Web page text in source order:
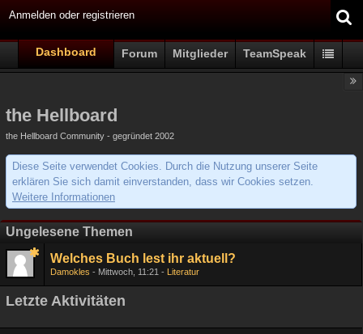
Anmelden oder registrieren
Dashboard Forum Mitglieder TeamSpeak
the Hellboard
the Hellboard Community - gegründet 2002
Diese Seite verwendet Cookies. Durch die Nutzung unserer Seite
erklären Sie sich damit einverstanden, dass wir Cookies setzen.
Weitere Informationen
Ungelesene Themen
Welches Buch lest ihr aktuell?
Damokles Mittwoch, 11:21 Literatur
Letzte Aktivitäten